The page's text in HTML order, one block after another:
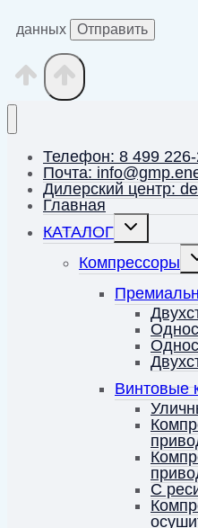
данных
Телефон: 8 499
Почта:
Дилерский центр:
Главная
КАТАЛОГ
Переключить
Компрессоры
Винтовые
С